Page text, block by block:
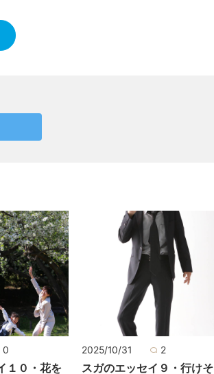
0
１０・花を
2025/10/31 2
スガのエッセイ９・行けそ